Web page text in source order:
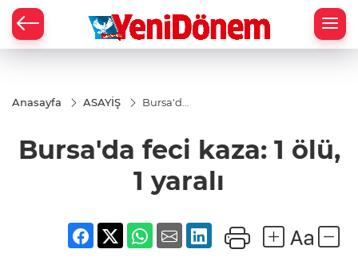
Anasayfa ASAYİŞ
Bursa'da
ölü, 1
yaralı
Bursa'da feci kaza: 1 ölü,
1 yaralı